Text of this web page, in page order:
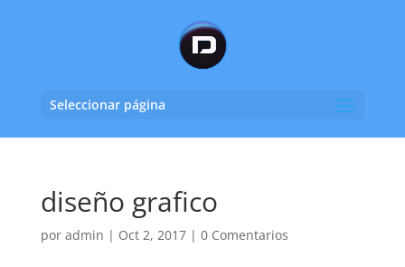
Seleccionar página
diseño grafico
por admin | Oct 2, 2017| 0 Comentarios